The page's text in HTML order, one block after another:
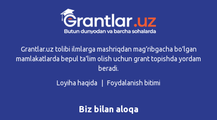
Grantlar.uz tolibi ilmlarga mashriqdan mag’ribgacha bo’lgan
mamlakatlarda bepul ta’lim olish uchun grant topishda yordam
beradi.
Loyiha haqida
Foydalanish bitimi
Biz bilan aloqa